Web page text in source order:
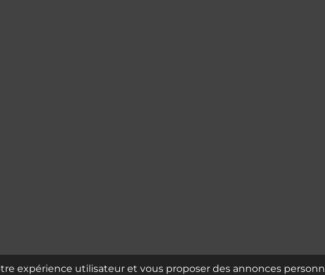
expérience utilisateur et vous proposer des annonces